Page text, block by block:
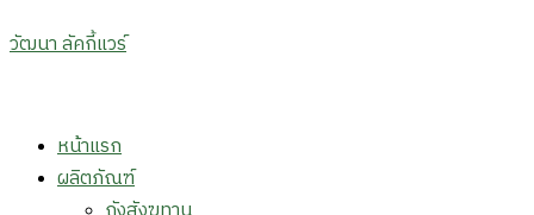
วัฒนา ลัคกี้แวร์
Menu
หน้าแรก
ผลิตภัณฑ์